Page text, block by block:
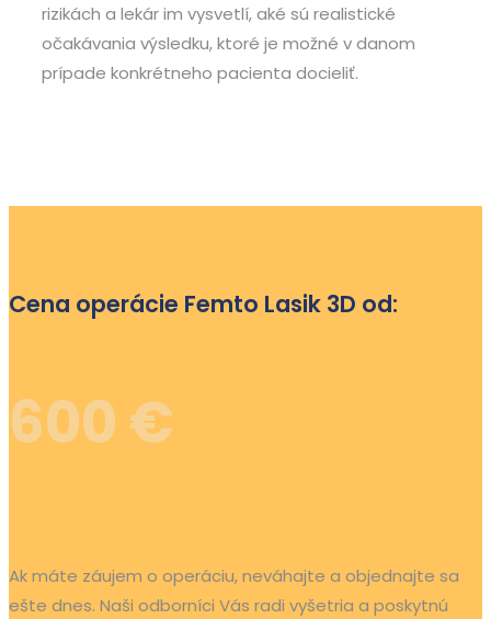
rizikách a lekár im vysvetlí, aké sú realistické
očakávania výsledku, ktoré je možné v danom
prípade konkrétneho pacienta docieliť.
Cena operácie Femto Lasik 3D od:
600 €
Ak máte záujem o operáciu, neváhajte a objednajte sa
ešte dnes. Naši odborníci Vás radi vyšetria a poskytnú